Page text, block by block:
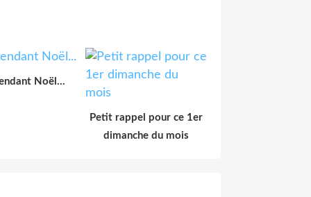
Noël...
Petit rappel pour ce 1er
dimanche du mois